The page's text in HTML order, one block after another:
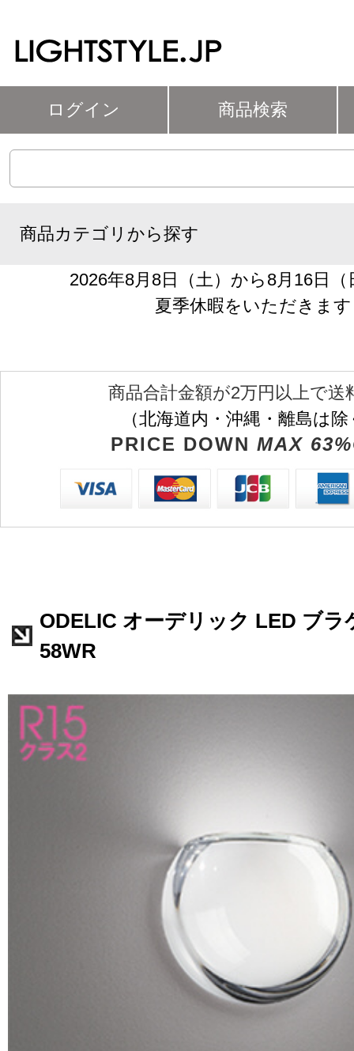
ログイン 商品検索
商品カテゴリから探す
2026年8月8日（土）から8月16日
夏季休暇をいただきます
商品合計金額が2万円以上で送
（北海道内・沖縄・離島は
PRICE DOWN MAX
ODELIC オーデリック LED ブラ
58WR